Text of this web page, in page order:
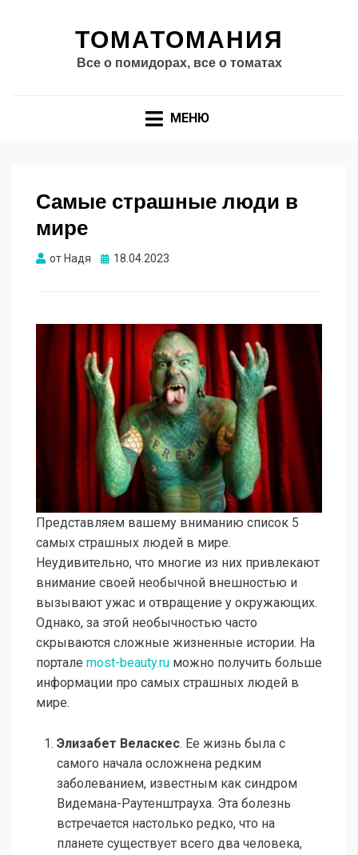
ТОМАТОМАНИЯ
Все о помидорах, все о томатах
МЕНЮ
Самые страшные люди в
мире
от Надя Опубликовано
18.04.2023
Представляем вашему вниманию список 5
самых страшных людей в мире.
Неудивительно, что многие из них привлекают
внимание своей необычной внешностью и
вызывают ужас и отвращение у окружающих.
Однако, за этой необычностью часто
скрываются сложные жизненные истории. На
портале most-beauty.ru можно получить больше
информации про самых страшных людей в
мире.
Элизабет Веласкес. Ее жизнь была с
самого начала осложнена редким
заболеванием, известным как синдром
Видемана-Раутенштрауха. Эта болезнь
встречается настолько редко, что на
планете существует всего два человека,